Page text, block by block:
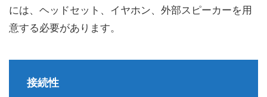
には、ヘッドセット、イヤホン、外部スピーカーを用
意する必要があります。
接続性